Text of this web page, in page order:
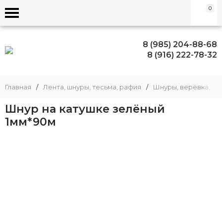
0
8 (985) 204-88-68
8 (916) 222-78-32
Главная / Лента, шнуры, тесьма, рафия / Шнуры, верёвка,
Шнур на катушке зелёный
1мм*90м